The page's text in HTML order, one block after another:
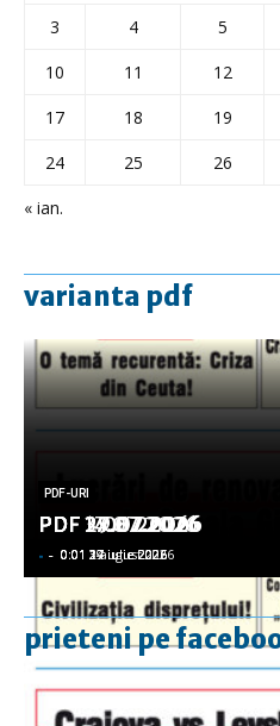
« ian.
3
4 5
10
11 12
17
18 19
24
25 26
varianta pdf
PDF-URI
PDF 3.08.2026
- - 0:01 3 august 2026
PDF-URI
PDF 29.07.2026
- - 0:01 29 iulie 2026
PDF-URI
PDF 27.07.2026
- - 0:01 27 iulie 2026
PDF-URI
PDF 17.07.2026
- - 0:01 17 iulie 2026
PDF-URI
PDF 14.07.2026
- - 0:01 14 iulie 2026
prieteni pe